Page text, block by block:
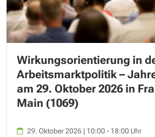
Wirkungsorientierung in
Arbeitsmarktpolitik –
am 29. Oktober 2026 in
Main (1069)
29. Oktober 2026 | 10:00 - 18:00 Uhr